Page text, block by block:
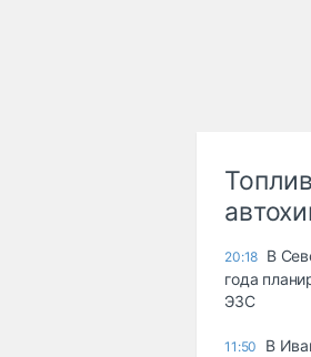
20:18 В
года
ЭЗС
11:50
В